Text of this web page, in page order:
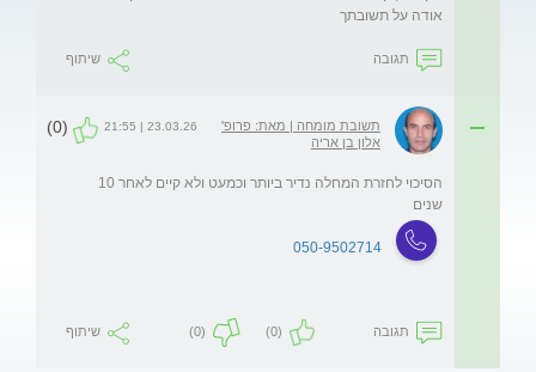
אודה על תשובתך
תגובה שיתוף
תשובת מומחה | מאת: פרופ'
אלון בן אריה
23.03.26 | 21:55
(0)
שנים
050-9502714
תגובה (0)
(0) שיתוף